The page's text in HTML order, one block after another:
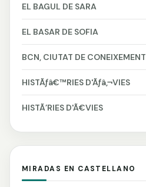
EL BAGUL DE SARA
EL BASAR DE SOFIA
BCN, CIUTAT DE CONEIXEMENT
HISTÃƒâ€™RIES D'Ãƒâ‚¬VIES
HISTÃ’RIES D'Ã€VIES
MIRADAS EN CASTELLANO